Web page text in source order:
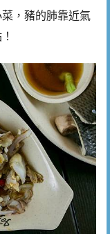
菜，豬的肺靠近氣